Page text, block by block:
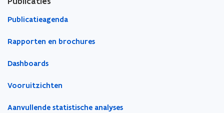
r
r
Publicatieagenda
Rapporten en brochures
Dashboards
Vooruitzichten
Aanvullende statistische analyses